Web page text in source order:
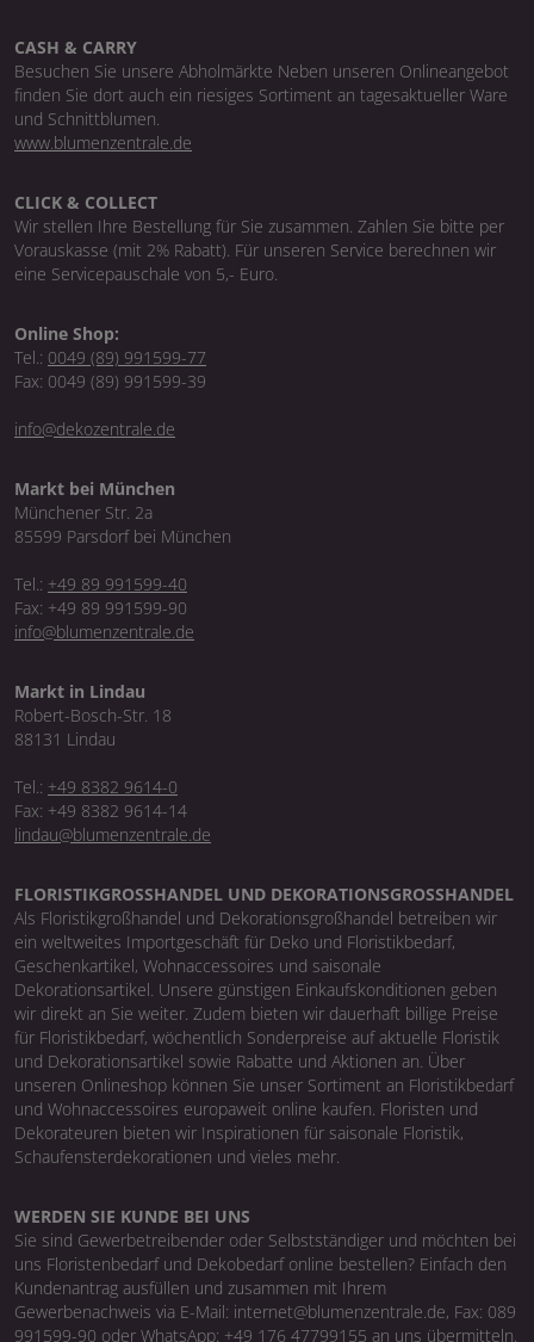
CASH & CARRY
Besuchen Sie unsere Abholmärkte Neben unseren Onlineangebot
finden Sie dort auch ein riesiges Sortiment an tagesaktueller Ware
und Schnittblumen.
www.blumenzentrale.de
CLICK & COLLECT
Wir stellen Ihre Bestellung für Sie zusammen. Zahlen Sie bitte per
Vorauskasse (mit 2% Rabatt). Für unseren Service berechnen wir
eine Servicepauschale von 5,- Euro.
Online Shop:
Tel.: 0049 (89) 991599-77
Fax: 0049 (89) 991599-39
info@dekozentrale.de
Markt bei München
Münchener Str. 2a
85599 Parsdorf bei München
Tel.: +49 89 991599-40
Fax: +49 89 991599-90
info@blumenzentrale.de
Markt in Lindau
Robert-Bosch-Str. 18
88131 Lindau
Tel.: +49 8382 9614-0
Fax: +49 8382 9614-14
lindau@blumenzentrale.de
FLORISTIKGROSSHANDEL UND DEKORATIONSGROSSHANDEL
Als Floristikgroßhandel und Dekorationsgroßhandel betreiben wir
ein weltweites Importgeschäft für Deko und Floristikbedarf,
Geschenkartikel, Wohnaccessoires und saisonale
Dekorationsartikel. Unsere günstigen Einkaufskonditionen geben
wir direkt an Sie weiter. Zudem bieten wir dauerhaft billige Preise
für Floristikbedarf, wöchentlich Sonderpreise auf aktuelle Floristik
und Dekorationsartikel sowie Rabatte und Aktionen an. Über
unseren Onlineshop können Sie unser Sortiment an Floristikbedarf
und Wohnaccessoires europaweit online kaufen. Floristen und
Dekorateuren bieten wir Inspirationen für saisonale Floristik,
Schaufensterdekorationen und vieles mehr.
WERDEN SIE KUNDE BEI UNS
Sie sind Gewerbetreibender oder Selbstständiger und möchten bei
uns Floristenbedarf und Dekobedarf online bestellen? Einfach den
Kundenantrag ausfüllen und zusammen mit Ihrem
Gewerbenachweis via E-Mail: internet@blumenzentrale.de, Fax: 089
991599-90 oder WhatsApp: +49 176 47799155 an uns übermitteln.